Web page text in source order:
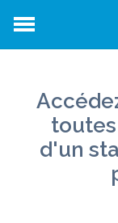
d'un